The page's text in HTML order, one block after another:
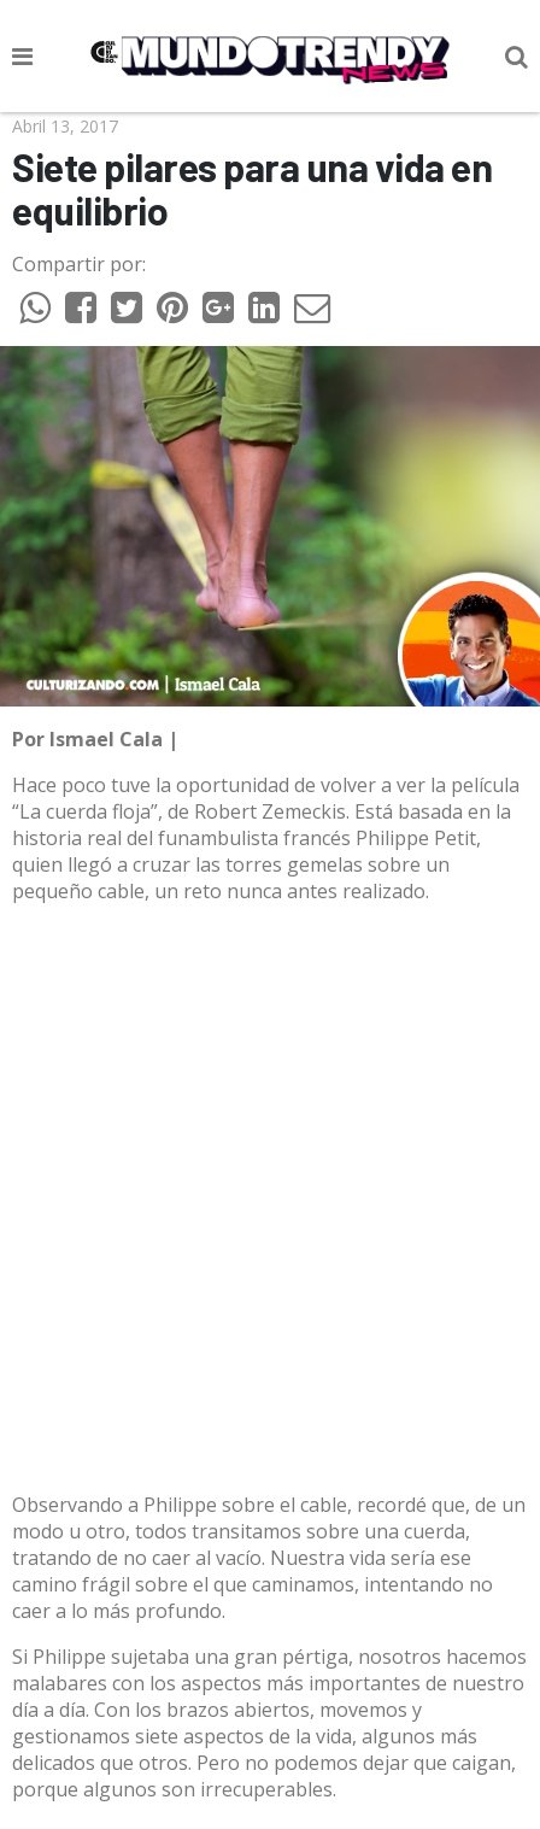
NOTICIAS
CULTURA POP
CIENCIA Y TECNOLOGÍA
VIDA
SOCIEDAD
CULTURIZANDO.COM
Abril 13, 2017
Siete pilares para una vida en
equilibrio
Compartir por:
Por Ismael Cala |
Hace poco tuve la oportunidad de volver a ver la película
“La cuerda floja”, de Robert Zemeckis. Está basada en la
historia real del funambulista francés Philippe Petit,
quien llegó a cruzar las torres gemelas sobre un
pequeño cable, un reto nunca antes realizado.
Observando a Philippe sobre el cable, recordé que, de un
modo u otro, todos transitamos sobre una cuerda,
tratando de no caer al vacío. Nuestra vida sería ese
camino frágil sobre el que caminamos, intentando no
caer a lo más profundo.
Si Philippe sujetaba una gran pértiga, nosotros hacemos
malabares con los aspectos más importantes de nuestro
día a día. Con los brazos abiertos, movemos y
gestionamos siete aspectos de la vida, algunos más
delicados que otros. Pero no podemos dejar que caigan,
porque algunos son irrecuperables.